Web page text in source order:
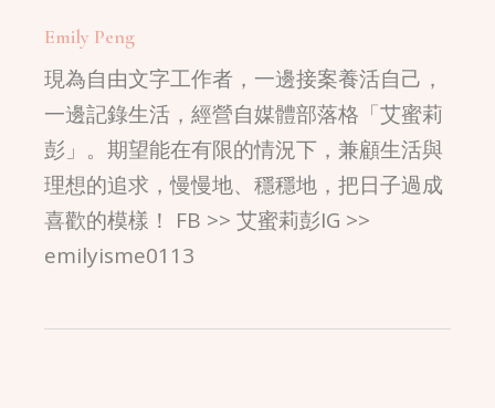
Emily Peng
現為自由文字工作者，一邊接案養活自己，
一邊記錄生活，經營自媒體部落格「艾蜜莉
彭」。期望能在有限的情況下，兼顧生活與
理想的追求，慢慢地、穩穩地，把日子過成
喜歡的模樣！ FB >> 艾蜜莉彭IG >>
emilyisme0113